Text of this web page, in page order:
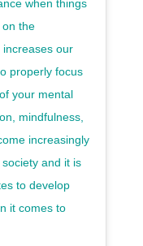
when things
the
our
properly focus
your mental
mindfulness,
increasingly
and it is
to develop
it comes to